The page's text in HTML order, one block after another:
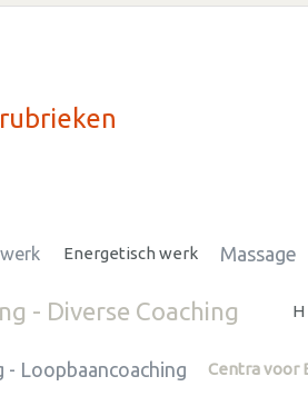
Energetisch werk Massage
- Diverse Coaching
- Loopbaancoaching Centra voor